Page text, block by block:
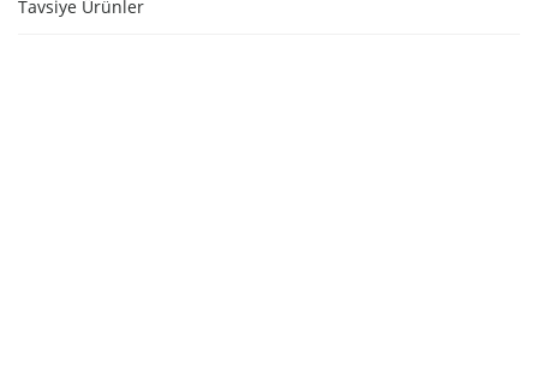
Tavsiye Ürünler